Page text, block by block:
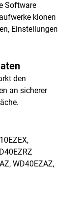
Software
klonen
Einstellungen
den
an sicherer
WD40EZAZ,